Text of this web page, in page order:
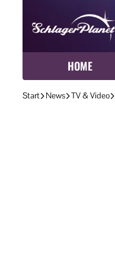
HOME
Start News TV & Video